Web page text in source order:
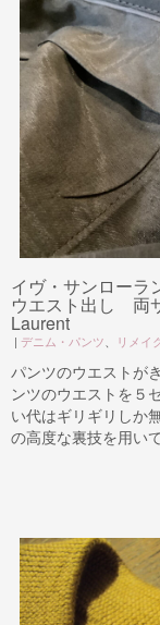
イヴ・サンロー
ウエスト出し 両
Laurent
| デニム・パンツ、 リメイ
パンツのウエストが
ンツのウエストを５
い代はギリギリしか
の高度な裏技を用い